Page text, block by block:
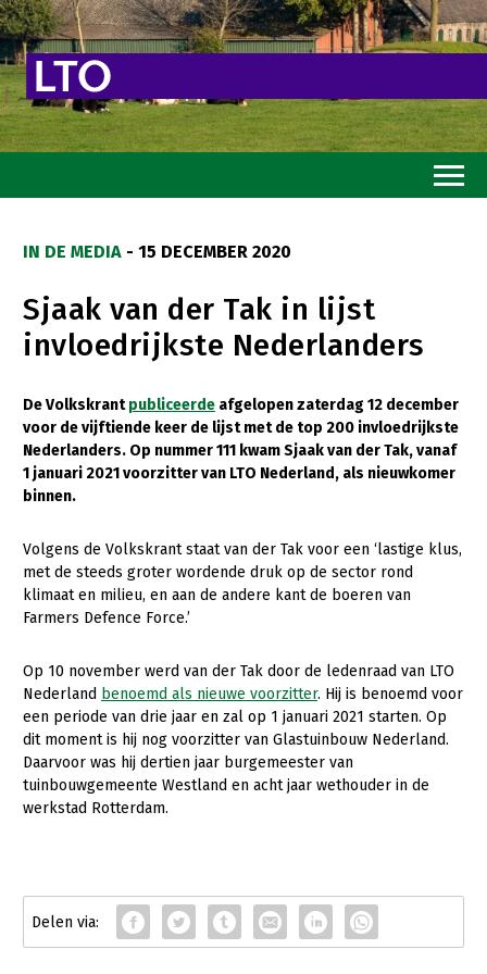
Goed eten
Mooi groen
Sterk ondernemerschap
Transitiepaden
Thema’s
Gezonde dieren
Natuur, klimaat en energie
Platteland en omgeving
Mens, ondernemerschap en onderwijs
Internationaal
Sectoren
Geitenhouderij
Akkerbouw
Multifunctionele landbouw
IN DE MEDIA - 15 DECEMBER 2020
Sjaak van der Tak in lijst
invloedrijkste Nederlanders
De Volkskrantpubliceerde afgelopen zaterdag 12 december
voor de vijftiende keer de lijst met de top 200 invloedrijkste
Nederlanders. Op nummer 111 kwam Sjaak van der Tak, vanaf
1 januari 2021 voorzitter van LTO Nederland, als nieuwkomer
binnen.
Volgens de Volkskrant staat van der Tak voor een ‘lastige klus,
met de steeds groter wordende druk op de sector rond
klimaat en milieu, en aan de andere kant de boeren van
Farmers Defence Force.’
Op 10 november werd van der Tak door de ledenraad van LTO
Nederland benoemd als nieuwe voorzitter. Hij is benoemd voor
een periode van drie jaar en zal op 1 januari 2021 starten. Op
dit moment is hij nog voorzitter van Glastuinbouw Nederland.
Daarvoor was hij dertien jaar burgemeester van
tuinbouwgemeente Westland en acht jaar wethouder in de
werkstad Rotterdam.